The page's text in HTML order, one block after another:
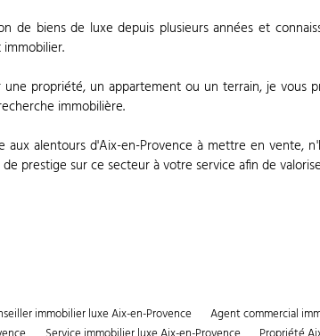
de biens de luxe depuis plusieurs années et
une propriété, un appartement ou un terrain, je
immobilière.
aux alentours d'Aix-en-Provence à mettre en
prestige sur ce secteur à votre service afin de
immobilier luxe Aix-en-Provence Agent commercial